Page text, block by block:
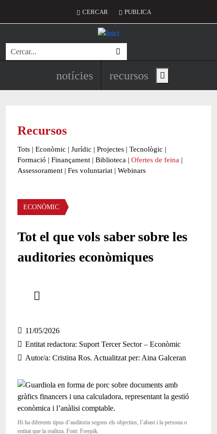
Menú del compte d'usuari
CERCAR PUBLICA
Cerca
Navegació principal de
notícies recursos Show main menu
Recursos
Tots | Econòmic | Jurídic | Projectes | Tecnològic |
Formació | Finançament | Biblioteca | Ofertes de feina |
Assessorament | Fes voluntariat | Webinars
Àmbit
ECONÒMIC
Tot el que vols saber sobre les
auditories econòmiques
11/05/2026
Entitat redactora Suport Tercer Sector – Econòmic
Autor/a Cristina Ros. Actualitzat per: Aina Galceran
Hi ha diferents tipus d’auditoria segons els objectius, l’abast i la persona o
entitat que la realitza. Font: Freepik.